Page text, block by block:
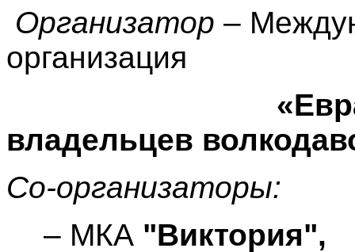
Организатор –
организация
«
владельцев
Со-организаторы:
– МКА "Виктория",